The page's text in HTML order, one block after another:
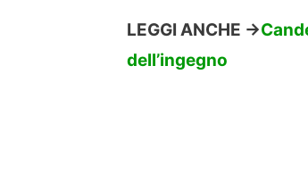
LEGGI ANCHE ->
dell’ingegno